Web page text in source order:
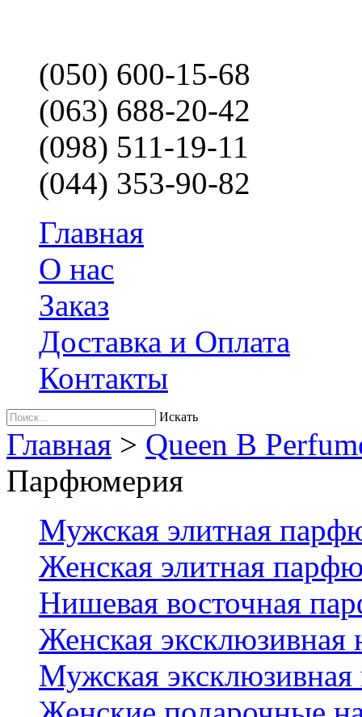
(050) 600-15-68
(063) 688-20-42
(098) 511-19-11
(044) 353-90-82
Главная
О нас
Заказ
Доставка и Оплата
Контакты
Искать
Главная > Queen B
Парфюмерия
Мужская элитная
Женская элитная
Нишевая восточная
Женская
Мужская